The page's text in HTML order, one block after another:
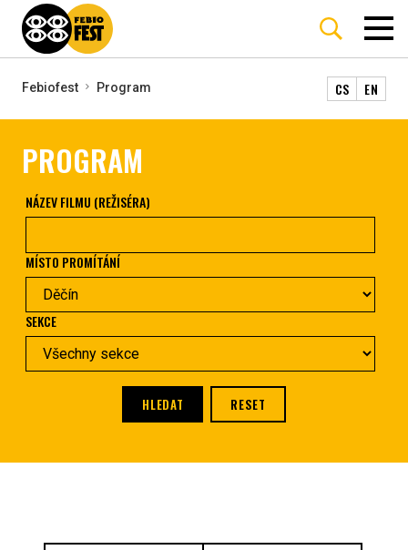
Febiofest Program CS EN
PROGRAM
NÁZEV FILMU (REŽISÉRA)
MÍSTO PROMÍTÁNÍ
SEKCE
HLEDAT RESET